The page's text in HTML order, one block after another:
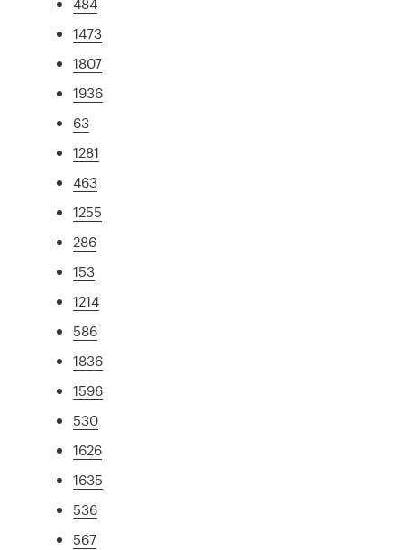
1473
1807
1936
63
1281
463
1255
286
153
1214
586
1836
1596
530
1626
1635
536
567